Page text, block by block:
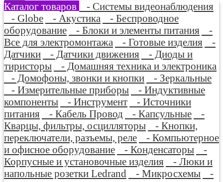
Каталог товаров
- Системы видеонаблюдения
- Globe
- Акустика
- Беспроводное
оборудование
- Блоки и элементы питания
-
Все для электромонтажа
- Готовые изделия
-
Датчики
- Датчики движения
- Диоды и
тиристоры
- Домашняя техника и электроника
- Домофоны, звонки и кнопки
- Зеркальные
- Измерительные приборы
- Индуктивные
компоненты
- Инструмент
- Источники
питания
- Кабель Провод - Капсульные
-
Кварцы, фильтры, осцилляторы
- Кнопки,
переключатели, разъемы, реле
- Компьютерное
и офисное оборудование
- Конденсаторы
-
Корпусные и установочные изделия
- Люки и
напольные розетки Ledrand
- Микросхемы
-